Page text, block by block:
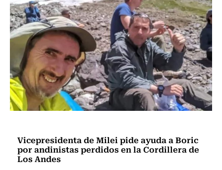
Vicepresidenta de Milei pide ayuda a Boric
por andinistas perdidos en la Cordillera de
Los Andes